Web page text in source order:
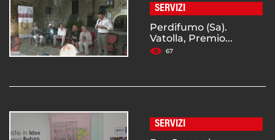
SERVIZI
Perdifumo (Sa).
Vatolla, Premio...
67
SERVIZI